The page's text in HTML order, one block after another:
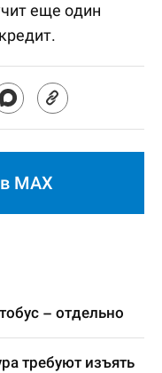
еще один
MAX
– отдельно
требуют изъять